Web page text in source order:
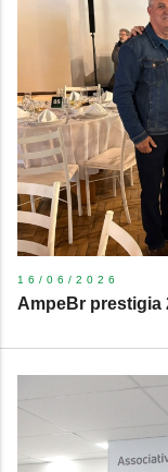
16/06/2026
AmpeBr prestigia